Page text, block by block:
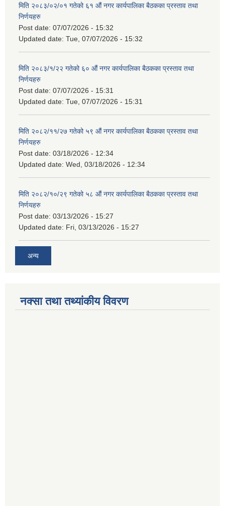
मिति २०८३/०२/०१ गतेको ६१ औं नगर कार्यपालिका बैठकका प्रस्ताव तथा
निर्णयहरु
Post date: 07/07/2026 - 15:32
Updated date: Tue, 07/07/2026 - 15:32
मिति २०८३/१/२२ गतेको ६० औं नगर कार्यपालिका बैठकका प्रस्ताव तथा
निर्णयहरु
Post date: 07/07/2026 - 15:31
Updated date: Tue, 07/07/2026 - 15:31
मिति २०८२/११/२७ गतेको ५९ औं नगर कार्यपालिका बैठकका प्रस्ताव तथा
निर्णयहरु
Post date: 03/18/2026 - 12:34
Updated date: Wed, 03/18/2026 - 12:34
मिति २०८२/१०/२९ गतेको ५८ औं नगर कार्यपालिका बैठकका प्रस्ताव तथा
निर्णयहरु
Post date: 03/13/2026 - 15:27
Updated date: Fri, 03/13/2026 - 15:27
अन्य
नक्सा तथा तथ्यांकीय विवरण